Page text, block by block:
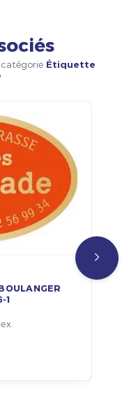
Étiquette
1